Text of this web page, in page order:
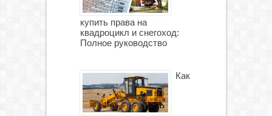
купить права на
квадроцикл и снегоход:
Полное руководство
Как